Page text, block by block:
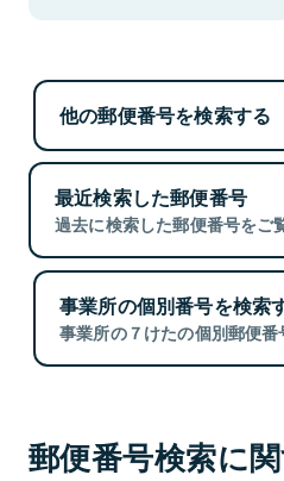
他の郵便番号を検索する
最近検索した郵便番号
過去に検索した郵便番号をご
事業所の個別番号を検索
事業所の７けたの個別郵便番
郵便番号検索に